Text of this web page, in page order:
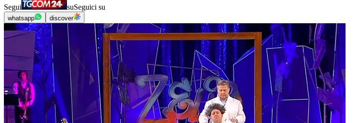
Segui suSeguici su
whatsapp discover